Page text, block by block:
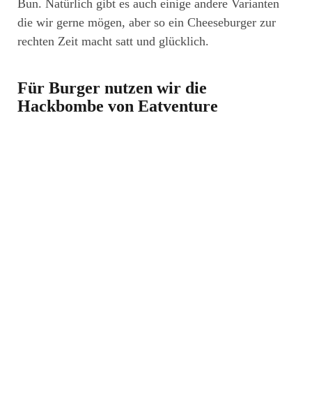
Bun. Natürlich gibt es auch einige andere Varianten
die wir gerne mögen, aber so ein Cheeseburger zur
rechten Zeit macht satt und glücklich.
Für Burger nutzen wir die
Hackbombe von Eatventure